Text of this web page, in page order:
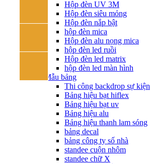
Hộp đèn UV 3M
Hộp đèn siêu mỏng
Hộp đèn nắp bật
hộp đèn mica
Hộp đèn alu nọng mica
hộp đèn led ruồi
Hộp đèn led matrix
hộp đèn led màn hình
Mẫu bảng
Thi công backdrop sự kiện
Bảng hiệu bạt hiflex
Bảng hiệu bạt uv
Bảng hiệu alu
Bảng hiệu thanh lam sóng
bảng decal
bảng công ty số nhà
standee cuộn nhôm
standee chữ X